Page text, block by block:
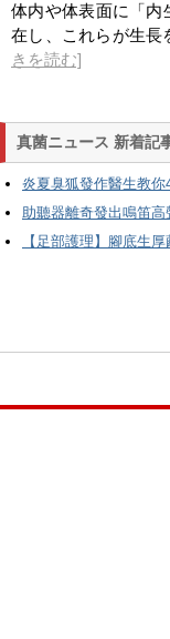
体内や体表⾯に「内
在し、これらが⽣⻑
きを読む]
真菌ニュース 新着記
炎夏臭狐發作醫生教
助聽器離奇發出鳴笛
【足部護理】腳底生